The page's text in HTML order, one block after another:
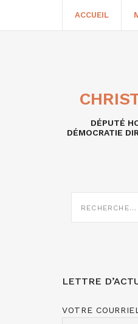
ACCUEIL
DÉPUTÉ
DÉMOCRATIE
SUR
LETTRE
VOTRE COURRIEL